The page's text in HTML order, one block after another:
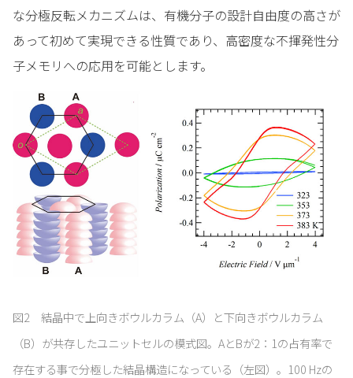
な分極反転メカニズムは、有機分子の設計自由度の高さが
あって初めて実現できる性質であり、高密度な不揮発性分
子メモリへの応用を可能とします。
図2 結晶中で上向きボウルカラム（A）と下向きボウルカラム
（B）が共存したユニットセルの模式図。AとBが2：1の占有率で
存在する事で分極した結晶構造になっている（左図）。100 Hzの